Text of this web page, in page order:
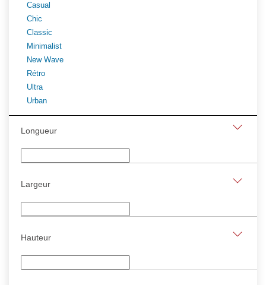
Casual
Chic
Classic
Minimalist
New Wave
Rétro
Ultra
Urban
Longueur
Largeur
Hauteur